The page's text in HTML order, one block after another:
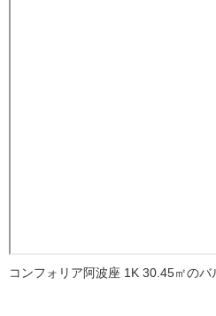
コンフォリア阿波座 1K 30.45㎡のバ